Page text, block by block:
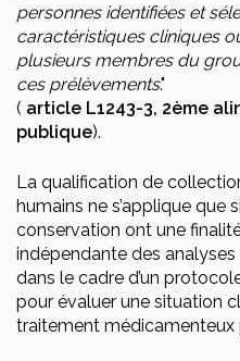
personnes identifiées et
caractéristiques cliniques
plusieurs membres du
ces prélèvements."
( article L1243-3, 2ème
publique).
La qualification de
humains ne s’applique
conservation ont une
indépendante des
dans le cadre d’un
pour évaluer une situation
traitement médicamenteux